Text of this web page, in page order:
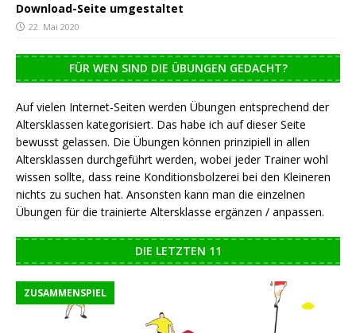
Download-Seite umgestaltet
22. Mai 2020
FÜR WEN SIND DIE ÜBUNGEN GEDACHT?
Auf vielen Internet-Seiten werden Übungen entsprechend der
Altersklassen kategorisiert. Das habe ich auf dieser Seite
bewusst gelassen. Die Übungen können prinzipiell in allen
Altersklassen durchgeführt werden, wobei jeder Trainer wohl
wissen sollte, dass reine Konditionsbolzerei bei den Kleineren
nichts zu suchen hat. Ansonsten kann man die einzelnen
Übungen für die trainierte Altersklasse ergänzen / anpassen.
DIE LETZTEN 11
ZUSAMMENSPIEL